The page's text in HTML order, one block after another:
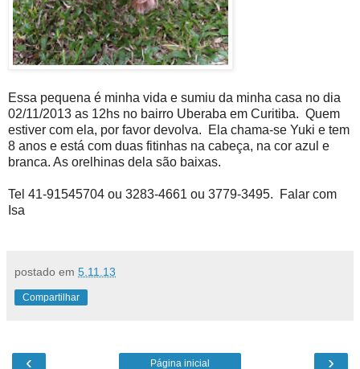
Essa pequena é minha vida e sumiu da minha casa no dia
02/11/2013 as 12hs no bairro Uberaba em Curitiba. Quem
estiver com ela, por favor devolva. Ela chama-se Yuki e tem
8 anos e está com duas fitinhas na cabeça, na cor azul e
branca. As orelhinas dela são baixas.
Tel 41-91545704 ou 3283-4661 ou 3779-3495. Falar com
Isa
postado em 5.11.13
Compartilhar
‹ ›
Página inicial